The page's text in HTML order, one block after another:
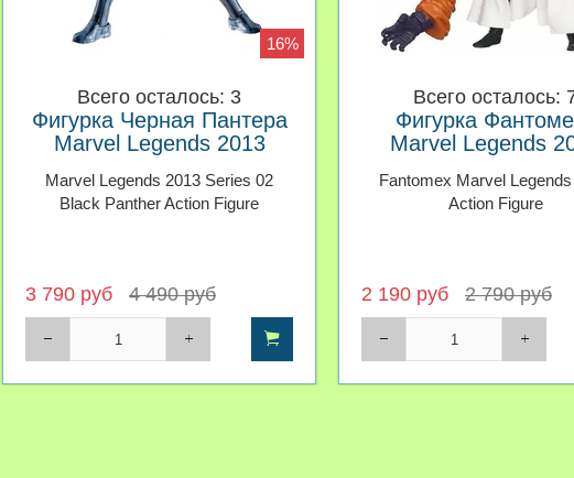
16%
Всего осталось: 3
Фигурка Черная Пантера
Marvel Legends 2013
Marvel Legends 2013 Series 02
Black Panther Action Figure
3 790 руб 4 490 руб
Всего осталось:
Фигурка
Marvel Legends
Fantomex Marvel
Action Figure
2 190 руб 2 790 руб